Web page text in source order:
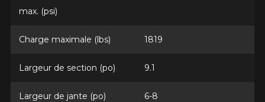
max. (psi)
Charge maximale (lbs) 1819
Largeur de section (po) 9.1
Largeur de jante (po) 6-8